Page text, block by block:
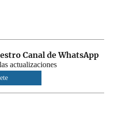
Canal de WhatsApp
actualizaciones